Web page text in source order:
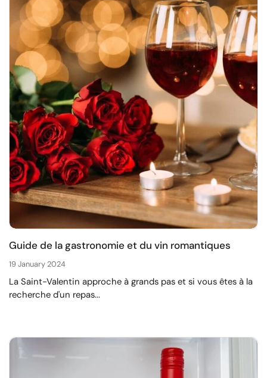
Guide de la gastronomie et du vin romantiques
19 January 2024
La Saint-Valentin approche à grands pas et si vous êtes à la
recherche d'un repas...